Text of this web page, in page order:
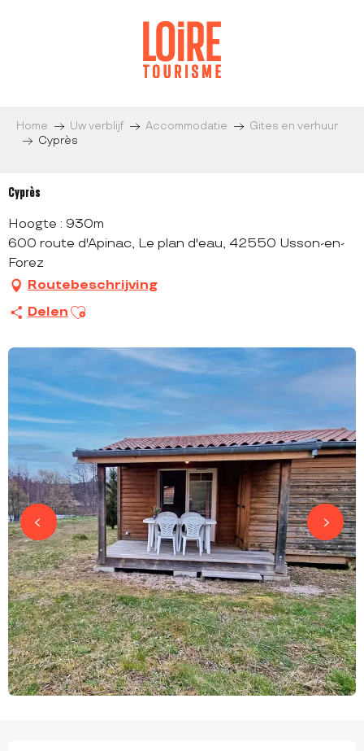
Home Uw verblijf Accommodatie
Gites en verhuur
Cyprès
Cyprès
Hoogte : 930m
600 route d'Apinac, Le plan d'eau, 42550 Usson-en-
Forez
Routebeschrijving
Delen Ajouter aux favoris